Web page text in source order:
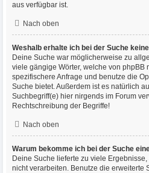
aus verfügbar ist.
Nach oben
Weshalb erhalte ich bei der Suche
Deine Suche war möglicherweise zu
viele gängige Wörter, welche von phpBB
spezifischere Anfrage und benutze die
Suche bietet. Außerdem ist es natürlich
Suchbegriff(e) hier nirgends im Forum
Rechtschreibung der Begriffe!
Nach oben
Warum bekomme ich bei der Suche
Deine Suche lieferte zu viele
nicht verarbeiten. Benutze die erweiterte